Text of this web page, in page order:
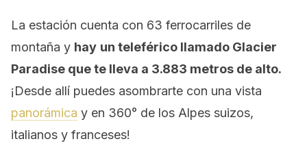
La estación cuenta con 63 ferrocarriles de
montaña y hay un teleférico llamado Glacier
Paradise que te lleva a 3.883 metros de alto.
¡Desde allí puedes asombrarte con una vista
panorámica y en 360° de los Alpes suizos,
italianos y franceses!